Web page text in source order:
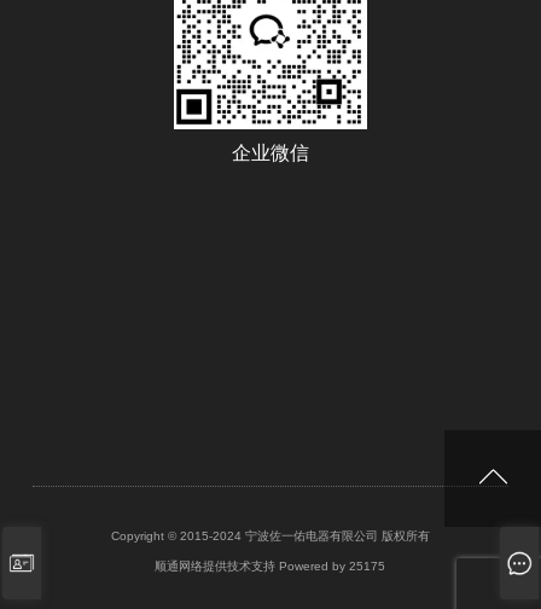
企业微信
Copyright © 2015-2024 宁波佐一佑电器有限公司 版权所有
顺通网络提供技术支持 Powered by 25175